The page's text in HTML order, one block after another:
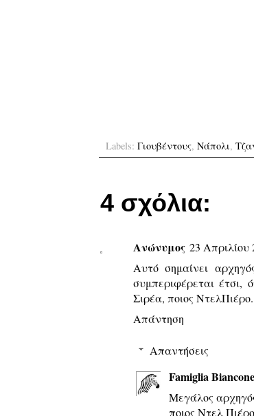
Labels: Γιουβέντους, Νάπολι,
4 σχόλια:
Ανώνυμος 23 Απριλίου
Αυτό σημαίνει
συμπεριφέρεται
Σιρέα, ποιος
Απάντηση
Απαντήσεις
Famiglia
Μεγάλος
ποιος Ντελ